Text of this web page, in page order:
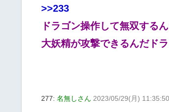
>>233
ドラゴン操作して無双する
大妖精が攻撃できるんだド
277: 名無しさん 2023/05/29(月)